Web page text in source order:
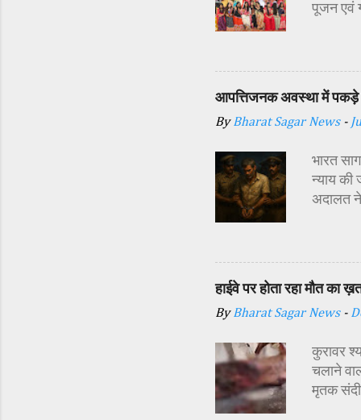
पूजन एवं
अतिथि
प्रबंधक
विधि-
कन्याओं
आपत्तिजनक अवस्था में पकड़े
ByBharat Sagar News -
भारत
न्याय की
अदालत
किया
इसी बात
दिया।
डाले और
मामले की
हाईवे पर होता रहा मौत का
ByBharat Sagar News -
कुरावर
चलाने
मृतक